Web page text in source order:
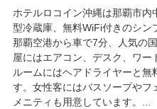
ホテルロコイン沖縄は那覇市
型冷蔵庫、無料WiFi付きのシン
那覇空港から車で7分、人気の
屋にはエアコン、デスク、ワー
ルームにはヘアドライヤーと無
す。女性客にはバスソープやフ
メニティも用意しています。...